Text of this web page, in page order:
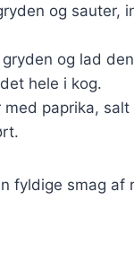
og sauter,
og lad
hele i kog.
paprika, salt
fyldige smag af